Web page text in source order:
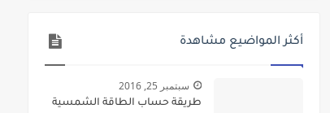
أكثر المواضيع مشاهدة
سبتمبر 25, 2016
طريقة حساب الطاقة الشمسية